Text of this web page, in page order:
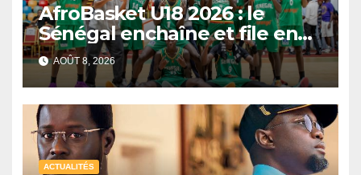
AfroBasket U18 2026 : le
Sénégal enchaîne et file en
quarts de finale
AOÛT 8, 2026
ACTUALITÉS